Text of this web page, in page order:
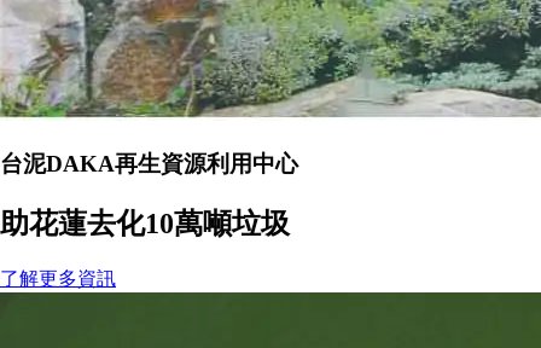
台泥DAKA再生資源利用中心
助花蓮去化10萬噸垃圾
了解更多資訊